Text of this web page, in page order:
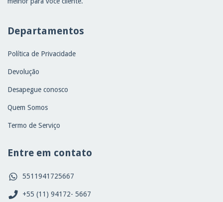
Departamentos
Política de Privacidade
Devolução
Desapegue conosco
Quem Somos
Termo de Serviço
Entre em contato
5511941725667
+55 (11) 94172- 5667